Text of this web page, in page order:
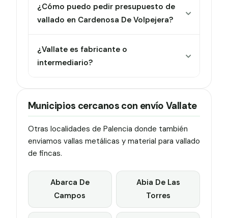
¿Cómo puedo pedir presupuesto de
vallado en Cardenosa De Volpejera?
¿Vallate es fabricante o
intermediario?
Municipios cercanos con envío Vallate
Otras localidades de Palencia donde también
enviamos vallas metálicas y material para vallado
de fincas.
Abarca De
Campos
Abia De Las
Torres